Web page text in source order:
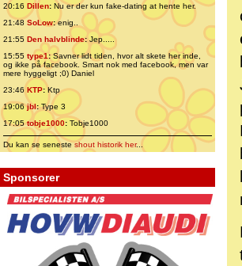
20:16 Dillen: Nu er der kun fake-dating at hente her.
21:48 SoLow:enig..
21:55 Den halvblinde:Jep.....
15:55 type1:Savner lidt tiden, hvor alt skete her inde,
og ikke på facebook. Smart nok med facebook, men var
mere hyggeligt ;0) Daniel
23:46 KTP:Ktp
19:06jbl:Type 3
17:05tobje1000: Tobje1000
Du kan se senesteshout historik her...
Sponsorer